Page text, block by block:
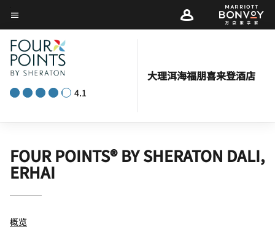
Skip
to
main
content
菜单文本
4.1
大理洱海福朋喜来登酒店
FOUR POINTS® BY SHERATON DALI,
ERHAI
概览